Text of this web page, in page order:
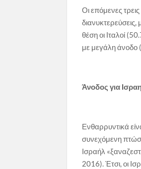
Οι επόμενες
θέση οι Ιταλοί
με μεγάλη άνοδο
Άνοδος για
Ενθαρρυντικά
συνεχόμενη
Ισραήλ
2016). Έτσι, οι